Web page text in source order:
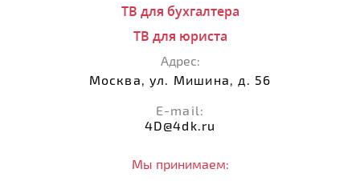
ТВ для бухгалтера
ТВ для юриста
Адрес:
Москва, ул. Мишина, д. 56
E-mail:
4D@4dk.ru
Мы принимаем: